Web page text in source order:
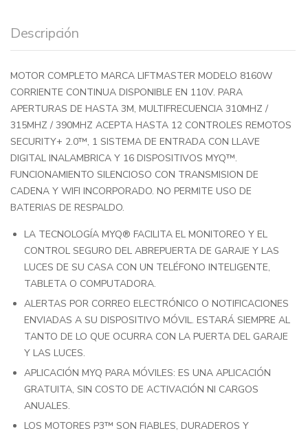
Descripción
MOTOR COMPLETO MARCA LIFTMASTER MODELO 8160W
CORRIENTE CONTINUA DISPONIBLE EN 110V. PARA
APERTURAS DE HASTA 3M, MULTIFRECUENCIA 310MHZ /
315MHZ / 390MHZ ACEPTA HASTA 12 CONTROLES REMOTOS
SECURITY+ 2.0™, 1 SISTEMA DE ENTRADA CON LLAVE
DIGITAL INALAMBRICA Y 16 DISPOSITIVOS MYQ™.
FUNCIONAMIENTO SILENCIOSO CON TRANSMISION DE
CADENA Y WIFI INCORPORADO. NO PERMITE USO DE
BATERIAS DE RESPALDO.
LA TECNOLOGÍA MYQ® FACILITA EL MONITOREO Y EL
CONTROL SEGURO DEL ABREPUERTA DE GARAJE Y LAS
LUCES DE SU CASA CON UN TELÉFONO INTELIGENTE,
TABLETA O COMPUTADORA.
ALERTAS POR CORREO ELECTRÓNICO O NOTIFICACIONES
ENVIADAS A SU DISPOSITIVO MÓVIL. ESTARÁ SIEMPRE AL
TANTO DE LO QUE OCURRA CON LA PUERTA DEL GARAJE
Y LAS LUCES.
APLICACIÓN MYQ PARA MÓVILES: ES UNA APLICACIÓN
GRATUITA, SIN COSTO DE ACTIVACIÓN NI CARGOS
ANUALES.
LOS MOTORES P3™ SON FIABLES, DURADEROS Y